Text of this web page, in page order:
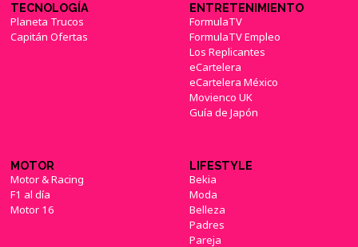
TECNOLOGÍA
Planeta Trucos
Capitán Ofertas
ENTRETENIMIENTO
FormulaTV
FormulaTV Empleo
Los Replicantes
eCartelera
eCartelera México
Movienco UK
Guía de Japón
MOTOR
Motor & Racing
F1 al día
Motor 16
LIFESTYLE
Bekia
Moda
Belleza
Padres
Pareja